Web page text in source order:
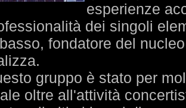
esperienze
dei singoli
fondatore del
gruppo è stato per
oltre all'attività